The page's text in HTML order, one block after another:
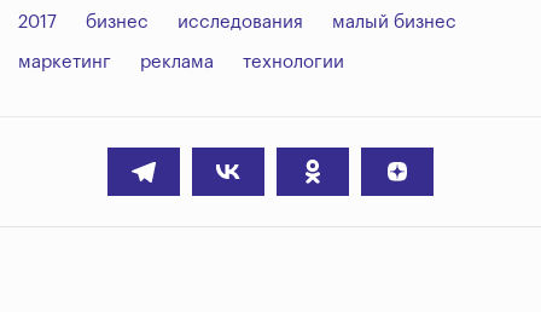
2017 бизнес исследования малый бизнес
маркетинг реклама технологии